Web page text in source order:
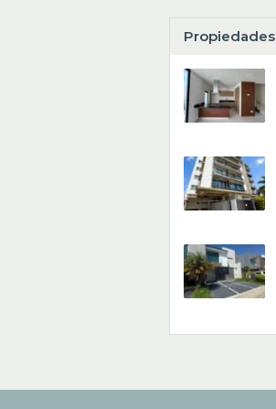
Propiedades